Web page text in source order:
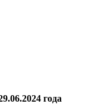
года